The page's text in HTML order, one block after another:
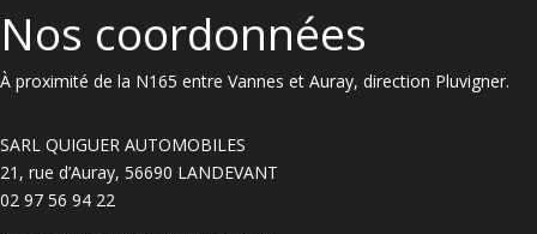
Nos coordonnées
À proximité de la N165 entre Vannes et Auray, direction Pluvigner.
SARL QUIGUER AUTOMOBILES
21, rue d’Auray, 56690 LANDEVANT
02 97 56 94 22